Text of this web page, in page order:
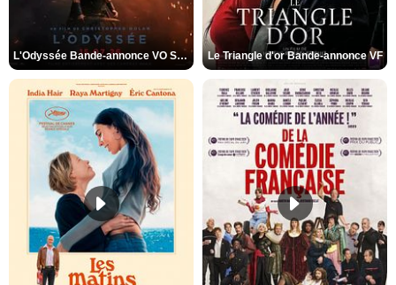
L'Odyssée Bande-annonce VO STFR Le Triangle d'or Bande-annonce VF